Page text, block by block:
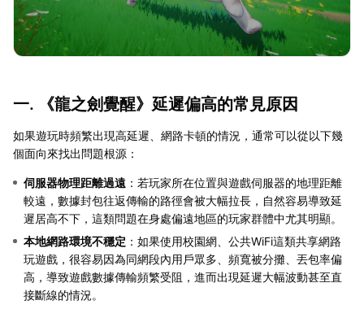
一. 《龍之劍覺醒》延遲偏高的常見原因
如果遊玩時頻繁出現高延遲、網路卡頓的情況，通常可以從以下幾
個面向來找出問題根源：
伺服器物理距離過遠 ：若玩家所在位置與遊戲伺服器的地理距離
較遠，數據封包往返傳輸的路徑會被大幅拉長，自然容易導致延
遲居高不下，這類問題在身處偏遠地區的玩家群體中尤其明顯。
本地網路環境不穩定 ：如果使用校園網、公共WiFi這類共享網路
玩遊戲，很容易因為同網段內用戶眾多、頻寬被分攤、丟包率偏
高，導致遊戲數據傳輸頻繁受阻，進而出現延遲大幅波動甚至直
接斷線的情況。